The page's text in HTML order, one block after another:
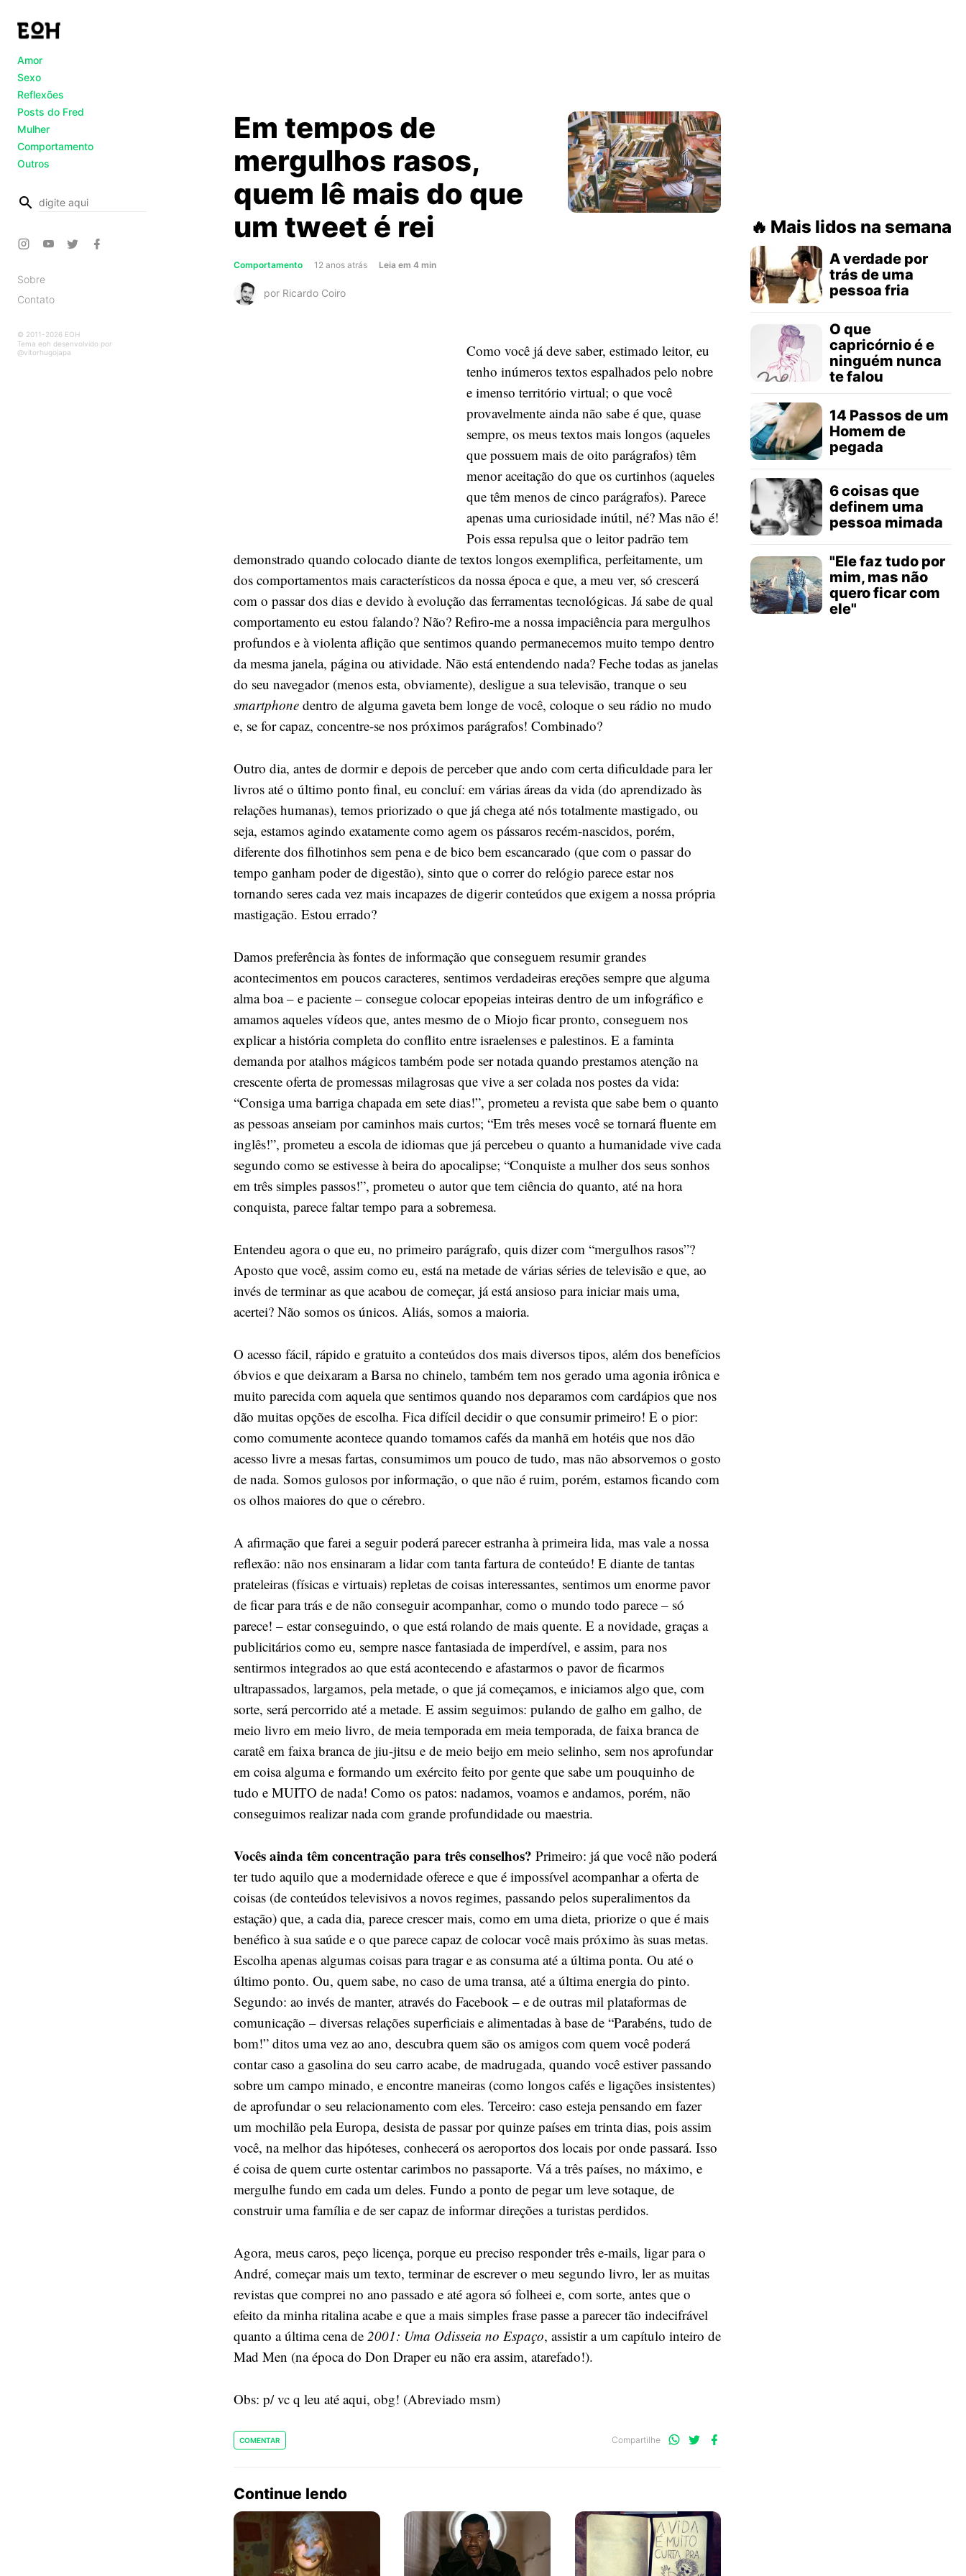
Amor
Sexo
Reflexões
Posts do Fred
Mulher
Comportamento
Outros
busca
Sobre
Contato
© 2011-2026 EOH
Tema eoh desenvolvido por
@vitorhugojapa
Em tempos de
mergulhos rasos,
quem lê mais do que
um tweet é rei
Comportamento 12 anos atrás Leiaabout
em4 min
por Ricardo Coiro
Como você já deve saber, estimado leitor, eu
tenho inúmeros textos espalhados pelo nobre
e imenso território virtual; o que você
provavelmente ainda não sabe é que, quase
sempre, os meus textos mais longos (aqueles
que possuem mais de oito parágrafos) têm
menor aceitação do que os curtinhos (aqueles
que têm menos de cinco parágrafos). Parece
apenas uma curiosidade inútil, né? Mas não é!
Pois essa repulsa que o leitor padrão tem
demonstrado quando colocado diante de textos longos exemplifica, perfeitamente, um
dos comportamentos mais característicos da nossa época e que, a meu ver, só crescerá
com o passar dos dias e devido à evolução das ferramentas tecnológicas. Já sabe de qual
comportamento eu estou falando? Não? Refiro-me a nossa impaciência para mergulhos
profundos e à violenta aflição que sentimos quando permanecemos muito tempo dentro
da mesma janela, página ou atividade. Não está entendendo nada? Feche todas as janelas
do seu navegador (menos esta, obviamente), desligue a sua televisão, tranque o seu
smartphone dentro de alguma gaveta bem longe de você, coloque o seu rádio no mudo
e, se for capaz, concentre-se nos próximos parágrafos! Combinado?
Outro dia, antes de dormir e depois de perceber que ando com certa dificuldade para ler
livros até o último ponto final, eu concluí: em várias áreas da vida (do aprendizado às
relações humanas), temos priorizado o que já chega até nós totalmente mastigado, ou
seja, estamos agindo exatamente como agem os pássaros recém-nascidos, porém,
diferente dos filhotinhos sem pena e de bico bem escancarado (que com o passar do
tempo ganham poder de digestão), sinto que o correr do relógio parece estar nos
tornando seres cada vez mais incapazes de digerir conteúdos que exigem a nossa própria
mastigação. Estou errado?
Damos preferência às fontes de informação que conseguem resumir grandes
acontecimentos em poucos caracteres, sentimos verdadeiras ereções sempre que alguma
alma boa – e paciente – consegue colocar epopeias inteiras dentro de um infográfico e
amamos aqueles vídeos que, antes mesmo de o Miojo ficar pronto, conseguem nos
explicar a história completa do conflito entre israelenses e palestinos. E a faminta
demanda por atalhos mágicos também pode ser notada quando prestamos atenção na
crescente oferta de promessas milagrosas que vive a ser colada nos postes da vida:
“Consiga uma barriga chapada em sete dias!”, prometeu a revista que sabe bem o quanto
as pessoas anseiam por caminhos mais curtos; “Em três meses você se tornará fluente em
inglês!”, prometeu a escola de idiomas que já percebeu o quanto a humanidade vive cada
segundo como se estivesse à beira do apocalipse; “Conquiste a mulher dos seus sonhos
em três simples passos!”, prometeu o autor que tem ciência do quanto, até na hora
conquista, parece faltar tempo para a sobremesa.
Entendeu agora o que eu, no primeiro parágrafo, quis dizer com “mergulhos rasos”?
Aposto que você, assim como eu, está na metade de várias séries de televisão e que, ao
invés de terminar as que acabou de começar, já está ansioso para iniciar mais uma,
acertei? Não somos os únicos. Aliás, somos a maioria.
O acesso fácil, rápido e gratuito a conteúdos dos mais diversos tipos, além dos benefícios
óbvios e que deixaram a Barsa no chinelo, também tem nos gerado uma agonia irônica e
muito parecida com aquela que sentimos quando nos deparamos com cardápios que nos
dão muitas opções de escolha. Fica difícil decidir o que consumir primeiro! E o pior:
como comumente acontece quando tomamos cafés da manhã em hotéis que nos dão
acesso livre a mesas fartas, consumimos um pouco de tudo, mas não absorvemos o gosto
de nada. Somos gulosos por informação, o que não é ruim, porém, estamos ficando com
os olhos maiores do que o cérebro.
A afirmação que farei a seguir poderá parecer estranha à primeira lida, mas vale a nossa
reflexão: não nos ensinaram a lidar com tanta fartura de conteúdo! E diante de tantas
prateleiras (físicas e virtuais) repletas de coisas interessantes, sentimos um enorme pavor
de ficar para trás e de não conseguir acompanhar, como o mundo todo parece – só
parece! – estar conseguindo, o que está rolando de mais quente. E a novidade, graças a
publicitários como eu, sempre nasce fantasiada de imperdível, e assim, para nos
sentirmos integrados ao que está acontecendo e afastarmos o pavor de ficarmos
ultrapassados, largamos, pela metade, o que já começamos, e iniciamos algo que, com
sorte, será percorrido até a metade. E assim seguimos: pulando de galho em galho, de
meio livro em meio livro, de meia temporada em meia temporada, de faixa branca de
caratê em faixa branca de jiu-jitsu e de meio beijo em meio selinho, sem nos aprofundar
em coisa alguma e formando um exército feito por gente que sabe um pouquinho de
tudo e MUITO de nada! Como os patos: nadamos, voamos e andamos, porém, não
conseguimos realizar nada com grande profundidade ou maestria.
Vocês ainda têm concentração para três conselhos? Primeiro: já que você não poderá
ter tudo aquilo que a modernidade oferece e que é impossível acompanhar a oferta de
coisas (de conteúdos televisivos a novos regimes, passando pelos superalimentos da
estação) que, a cada dia, parece crescer mais, como em uma dieta, priorize o que é mais
benéfico à sua saúde e o que parece capaz de colocar você mais próximo às suas metas.
Escolha apenas algumas coisas para tragar e as consuma até a última ponta. Ou até o
último ponto. Ou, quem sabe, no caso de uma transa, até a última energia do pinto.
Segundo: ao invés de manter, através do Facebook – e de outras mil plataformas de
comunicação – diversas relações superficiais e alimentadas à base de “Parabéns, tudo de
bom!” ditos uma vez ao ano, descubra quem são os amigos com quem você poderá
contar caso a gasolina do seu carro acabe, de madrugada, quando você estiver passando
sobre um campo minado, e encontre maneiras (como longos cafés e ligações insistentes)
de aprofundar o seu relacionamento com eles. Terceiro: caso esteja pensando em fazer
um mochilão pela Europa, desista de passar por quinze países em trinta dias, pois assim
você, na melhor das hipóteses, conhecerá os aeroportos dos locais por onde passará. Isso
é coisa de quem curte ostentar carimbos no passaporte. Vá a três países, no máximo, e
mergulhe fundo em cada um deles. Fundo a ponto de pegar um leve sotaque, de
construir uma família e de ser capaz de informar direções a turistas perdidos.
Agora, meus caros, peço licença, porque eu preciso responder três e-mails, ligar para o
André, começar mais um texto, terminar de escrever o meu segundo livro, ler as muitas
revistas que comprei no ano passado e até agora só folheei e, com sorte, antes que o
efeito da minha ritalina acabe e que a mais simples frase passe a parecer tão indecifrável
quanto a última cena de2001: Uma Odisseia no Espaço, assistir a um capítulo inteiro de
Mad Men (na época do Don Draper eu não era assim, atarefado!).
Obs: p/ vc q leu até aqui, obg! (Abreviado msm)
COMENTAR Compartilhe
Compartilhe
Compartilhe
Continue lendo
Mais lidos na semana
A verdade por
trás de uma
pessoa fria
O que
capricórnio é e
ninguém nunca
te falou
14 Passos de um
Homem de
pegada
6 coisas que
definem uma
pessoa mimada
"Ele faz tudo por
mim, mas não
quero ficar com
ele"